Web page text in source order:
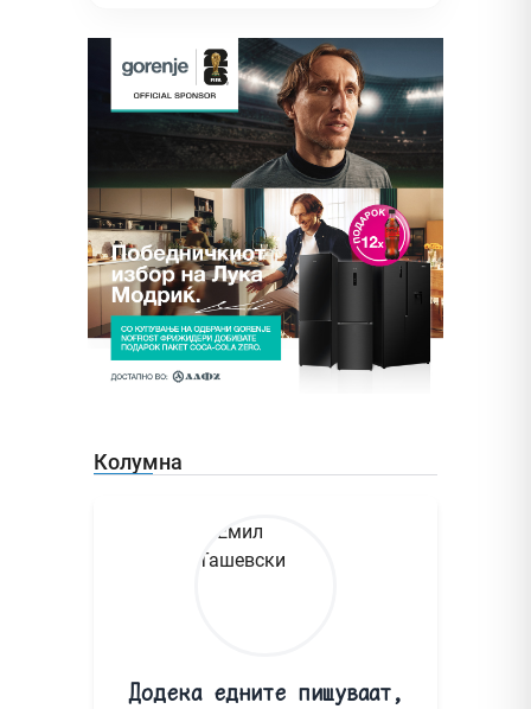
Колумна
Додека едните пишуваат,